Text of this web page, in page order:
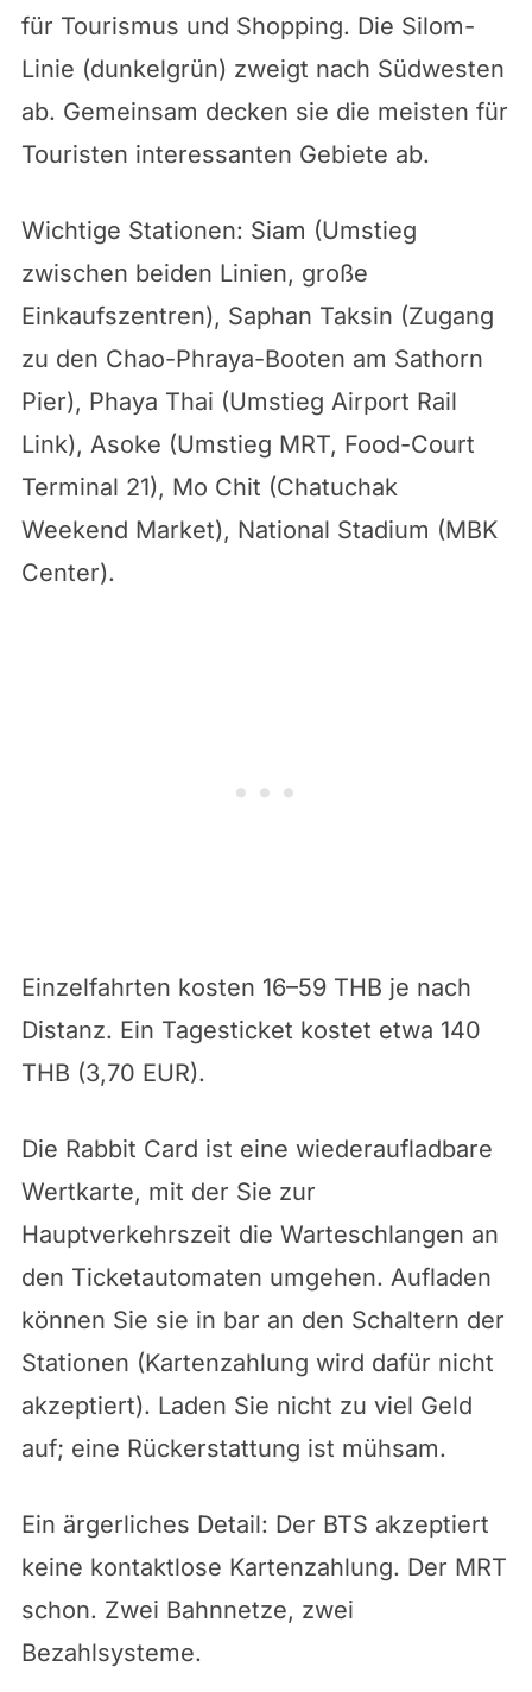
für Tourismus und Shopping. Die Silom-
Linie (dunkelgrün) zweigt nach Südwesten
ab. Gemeinsam decken sie die meisten für
Touristen interessanten Gebiete ab.
Wichtige Stationen: Siam (Umstieg
zwischen beiden Linien, große
Einkaufszentren), Saphan Taksin (Zugang
zu den Chao-Phraya-Booten am Sathorn
Pier), Phaya Thai (Umstieg Airport Rail
Link), Asoke (Umstieg MRT, Food-Court
Terminal 21), Mo Chit (Chatuchak
Weekend Market), National Stadium (MBK
Center).
Einzelfahrten kosten 16–59 THB je nach
Distanz. Ein Tagesticket kostet etwa 140
THB (3,70 EUR).
Die Rabbit Card ist eine wiederaufladbare
Wertkarte, mit der Sie zur
Hauptverkehrszeit die Warteschlangen an
den Ticketautomaten umgehen. Aufladen
können Sie sie in bar an den Schaltern der
Stationen (Kartenzahlung wird dafür nicht
akzeptiert). Laden Sie nicht zu viel Geld
auf; eine Rückerstattung ist mühsam.
Ein ärgerliches Detail: Der BTS akzeptiert
keine kontaktlose Kartenzahlung. Der MRT
schon. Zwei Bahnnetze, zwei
Bezahlsysteme.